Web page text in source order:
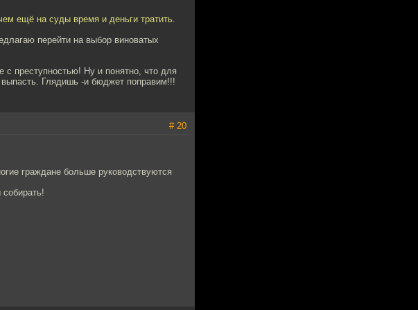
ещё на суды время и деньги тратить.
перейти на выбор виноватых
с преступностью! Ну и понятно, что для
Глядишь -и бюджет поправим!!!
# 20
граждане больше руководствуются